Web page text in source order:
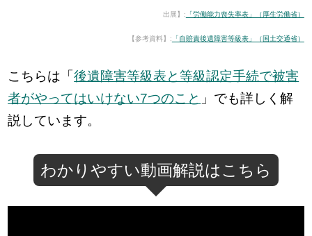
出展】: 「労働能力喪失率表」（厚生労働省）
【参考資料】: 「自賠責後遺障害等級表」（国土交通省）
こちらは「後遺障害等級表と等級認定手続で被害
者がやってはいけない7つのこと 」でも詳しく解
説しています。
わかりやすい動画解説はこちら